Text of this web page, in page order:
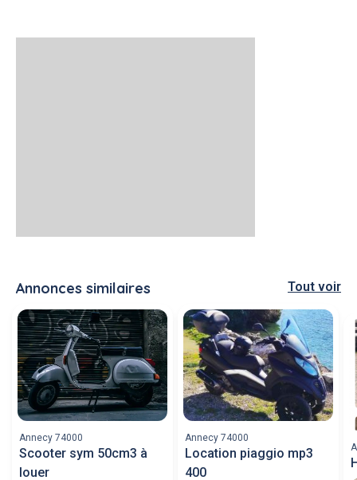
Annonces similaires Tout voir
Annecy 74000
Scooter sym 50cm3 à
louer
Annecy 74000
Location piaggio mp3
400